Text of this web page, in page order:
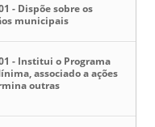
- Dispõe sobre os
municipais
- Institui o Programa
associado a ações
outras